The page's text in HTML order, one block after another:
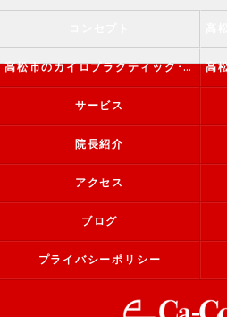
高松市のカイロプラクティック･か・から～ず施術院の評判
サービス
院長紹介
アクセス
ブログ
プライバシーポリシー